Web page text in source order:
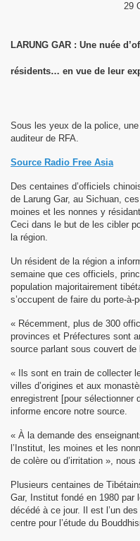
29
LARUNG GAR : Une nuée
résidents… en vue de leur
Sous les yeux de la police,
auditeur de RFA.
Source Radio Free Asia
Des centaines d’officiels
de Larung Gar, au Sichuan,
moines et les nonnes y
Ceci dans le but de les cibler
la région.
Un résident de la région a
semaine que ces officiels,
population majoritairement
s’occupent de faire du porte-
« Récemment, plus de 300
provinces et Préfectures sont
source parlant sous couvert de
« Ils sont en train de collecter
villes d’origines et aux
enregistrent [pour sélectionner
informe encore notre source.
« À la demande des
l’Institut, les moines et les
de colère ou d’irritation », nous
Plusieurs centaines de
Gar, Institut fondé en 1980 par
décédé à ce jour. Il est l’un
centre pour l’étude du